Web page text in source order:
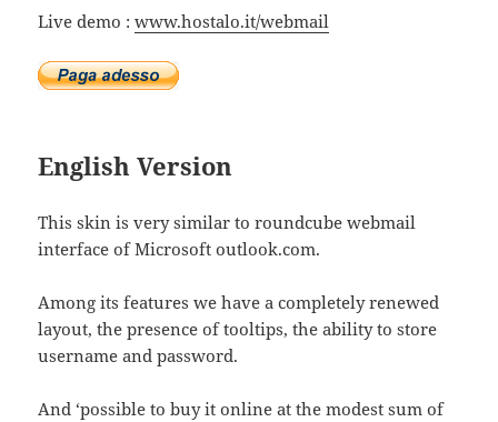
Live demo :www.hostalo.it/webmail
English Version
This skin is very similar to roundcube webmail
interface of Microsoft outlook.com.
Among its features we have a completely renewed
layout, the presence of tooltips, the ability to store
username and password.
And ‘possible to buy it online at the modest sum of